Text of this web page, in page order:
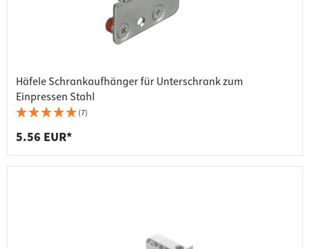
Häfele Schrankaufhänger für Unterschrank zum
Einpressen Stahl
(7)
5.56 EUR*